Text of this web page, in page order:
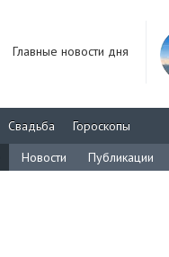
Главные новости дня
Свадьба
Гороскопы
Новости Публикации